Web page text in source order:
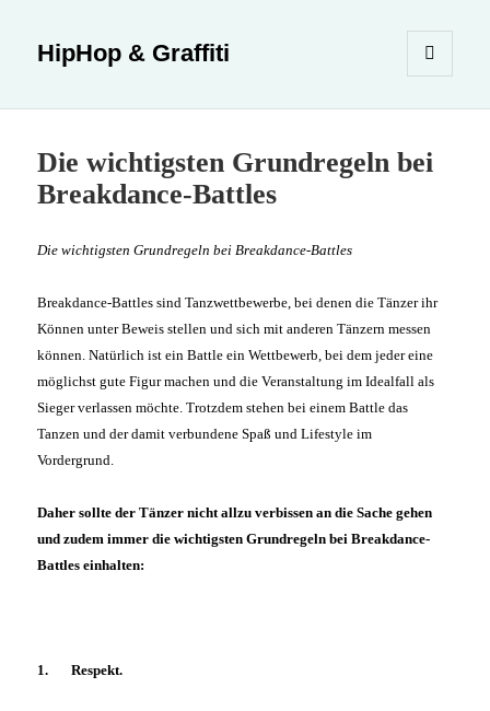
HipHop & Graffiti
WIDGETS
Die wichtigsten Grundregeln bei
Breakdance-Battles
Die wichtigsten Grundregeln bei Breakdance-Battles
Breakdance-Battles sind Tanzwettbewerbe, bei denen die Tänzer ihr
Können unter Beweis stellen und sich mit anderen Tänzern messen
können. Natürlich ist ein Battle ein Wettbewerb, bei dem jeder eine
möglichst gute Figur machen und die Veranstaltung im Idealfall als
Sieger verlassen möchte.Trotzdem stehen bei einem Battle das
Tanzen und der damit verbundene Spaß und Lifestyle im
Vordergrund.
Daher sollte der Tänzer nicht allzu verbissen an die Sache gehen
und zudem immer die wichtigsten Grundregeln bei Breakdance-
Battles einhalten:
1. Respekt.